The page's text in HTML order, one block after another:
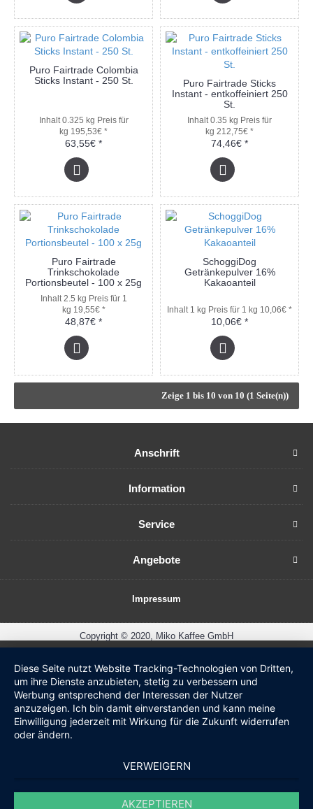
Puro Fairtrade Colombia
Sticks Instant - 250 St.
Inhalt 0.325 kg Preis für
kg 195,53€ *
63,55€ *
Puro Fairtrade Sticks
Instant - entkoffeiniert 250
St.
Inhalt 0.35 kg Preis für
kg 212,75€ *
74,46€ *
Puro Fairtrade
Trinkschokolade
Portionsbeutel - 100 x 25g
Inhalt 2.5 kg Preis für 1
kg 19,55€ *
48,87€ *
SchoggiDog
Getränkepulver 16%
Kakaoanteil
Inhalt 1 kg Preis für 1 kg 10,06€ *
10,06€ *
Zeige 1 bis 10 von 10 (1 Seite(n))
Anschrift
Information
Service
Angebote
Impressum
Copyright © 2020, Miko Kaffee GmbH
Diese Seite nutzt Website Tracking-Technologien von Dritten,
um ihre Dienste anzubieten, stetig zu verbessern und
Werbung entsprechend der Interessen der Nutzer
anzuzeigen. Ich bin damit einverstanden und kann meine
Einwilligung jederzeit mit Wirkung für die Zukunft widerrufen
oder ändern.
VERWEIGERN
AKZEPTIEREN